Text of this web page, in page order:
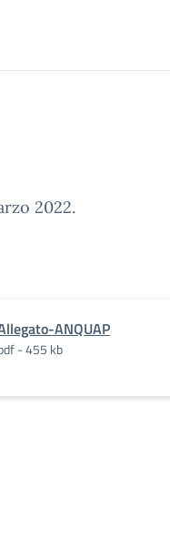
2022.
ANQUAP
- 455 kb